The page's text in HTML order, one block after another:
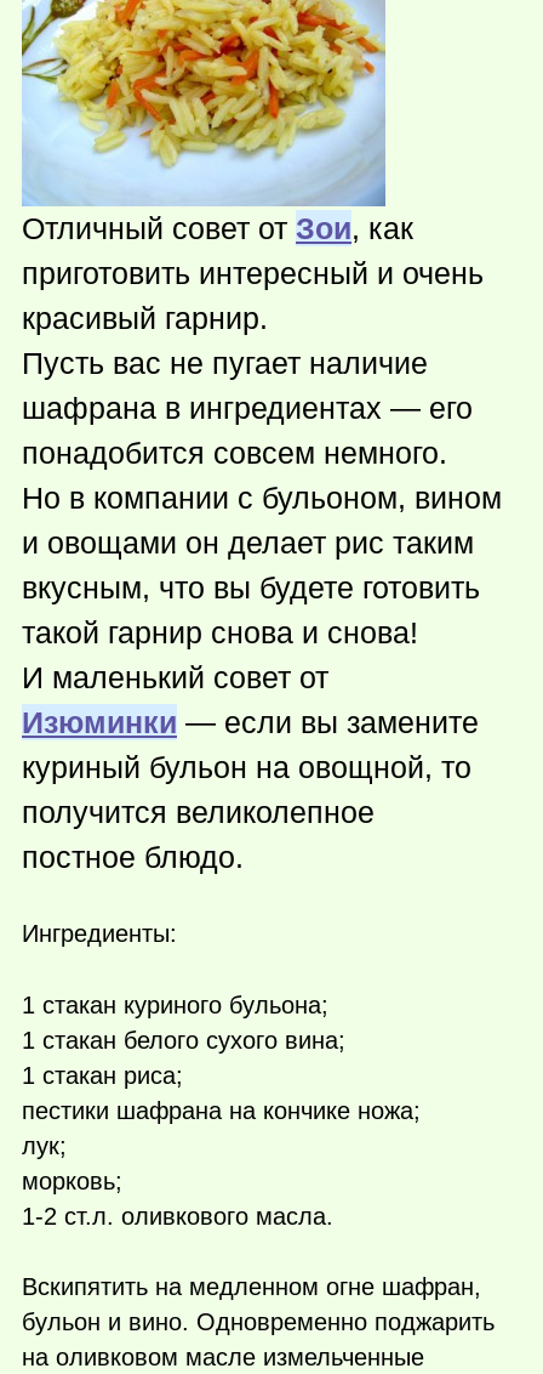
Отличный совет от Зои, как
приготовить интересный и очень
красивый гарнир.
Пусть вас не пугает наличие
шафрана в ингредиентах — его
понадобится совсем немного.
Но в компании с бульоном, вином
и овощами он делает рис таким
вкусным, что вы будете готовить
такой гарнир снова и снова!
И маленький совет от
Изюминки — если вы замените
куриный бульон на овощной, то
получится великолепное
постное блюдо.
Ингредиенты:
1 стакан куриного бульона;
1 стакан белого сухого вина;
1 стакан риса;
пестики шафрана на кончике ножа;
лук;
морковь;
1-2 ст.л. оливкового масла.
Вскипятить на медленном огне шафран,
бульон и вино. Одновременно поджарить
на оливковом масле измельченные